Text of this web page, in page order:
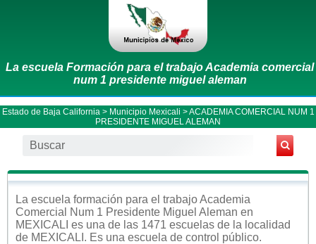
La escuela Formación para el trabajo Academia comercial
num 1 presidente miguel aleman
Estado de Baja California > Municipio Mexicali > ACADEMIA COMERCIAL NUM 1
PRESIDENTE MIGUEL ALEMAN
La escuela formación para el trabajoAcademia
Comercial Num 1 Presidente Miguel Aleman en
MEXICALI es una de las 1471 escuelas de la localidad
de MEXICALI . Es una escuela de control público.